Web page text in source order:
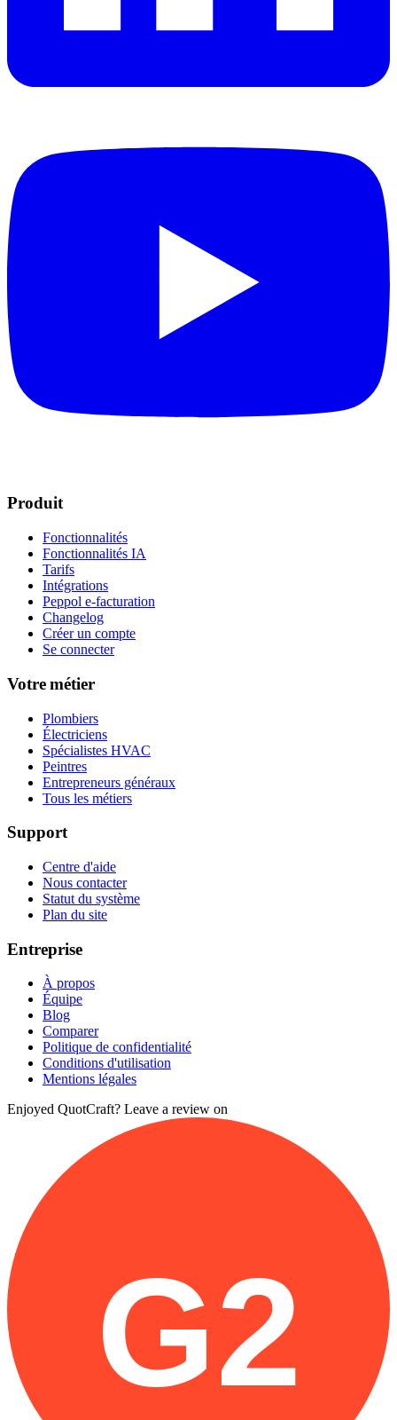
Produit
Fonctionnalités
Fonctionnalités IA
Tarifs
Intégrations
Peppol e-facturation
Changelog
Créer un compte
Se connecter
Votre métier
Plombiers
Électriciens
Spécialistes HVAC
Peintres
Entrepreneurs généraux
Tous les métiers
Support
Centre d'aide
Nous contacter
Statut du système
Plan du site
Entreprise
À propos
Équipe
Blog
Comparer
Politique de confidentialité
Conditions d'utilisation
Mentions légales
Enjoyed QuotCraft? Leave a review on
G2